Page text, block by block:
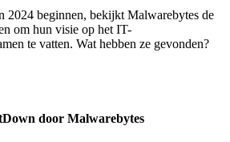
2024 beginnen, bekijkt Malwarebytes de
om hun visie op het IT-
te vatten. Wat hebben ze gevonden?
door Malwarebytes